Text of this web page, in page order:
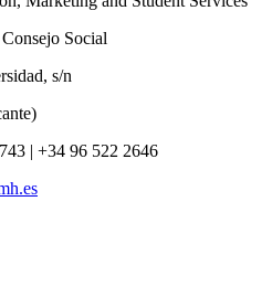
Social
s/n
| +34 96 522 2646